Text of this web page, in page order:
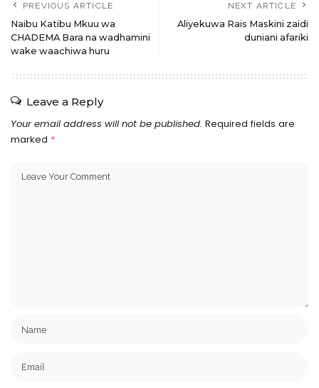
PREVIOUS ARTICLE
Naibu Katibu Mkuu wa
CHADEMA Bara na wadhamini
wake waachiwa huru
NEXT ARTICLE
Aliyekuwa Rais Maskini zaidi
duniani afariki
Leave a Reply
Your email address will not be published. Required fields are
marked *